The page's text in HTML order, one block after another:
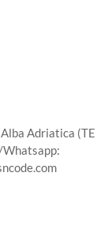
Adriatica (TE